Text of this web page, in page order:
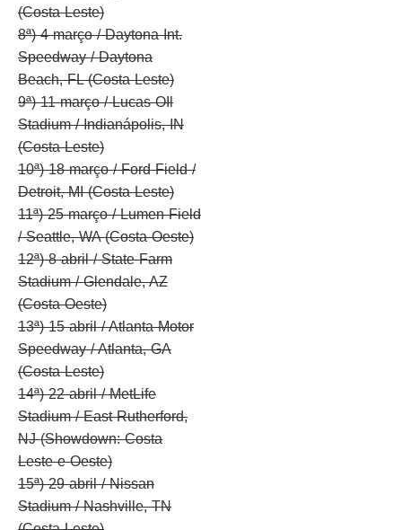
(Costa Leste)
8ª) 4 março / Daytona Int.
Speedway / Daytona
Beach, FL (Costa Leste)
9ª) 11 março / Lucas OIl
Stadium / Indianápolis, IN
(Costa Leste)
10ª) 18 março / Ford Field /
Detroit, MI (Costa Leste)
11ª) 25 março / Lumen Field
/ Seattle, WA (Costa Oeste)
12ª) 8 abril / State Farm
Stadium / Glendale, AZ
(Costa Oeste)
13ª) 15 abril / Atlanta Motor
Speedway / Atlanta, GA
(Costa Leste)
14ª) 22 abril / MetLife
Stadium / East Rutherford,
NJ (Showdown: Costa
Leste e Oeste)
15ª) 29 abril / Nissan
Stadium / Nashville, TN